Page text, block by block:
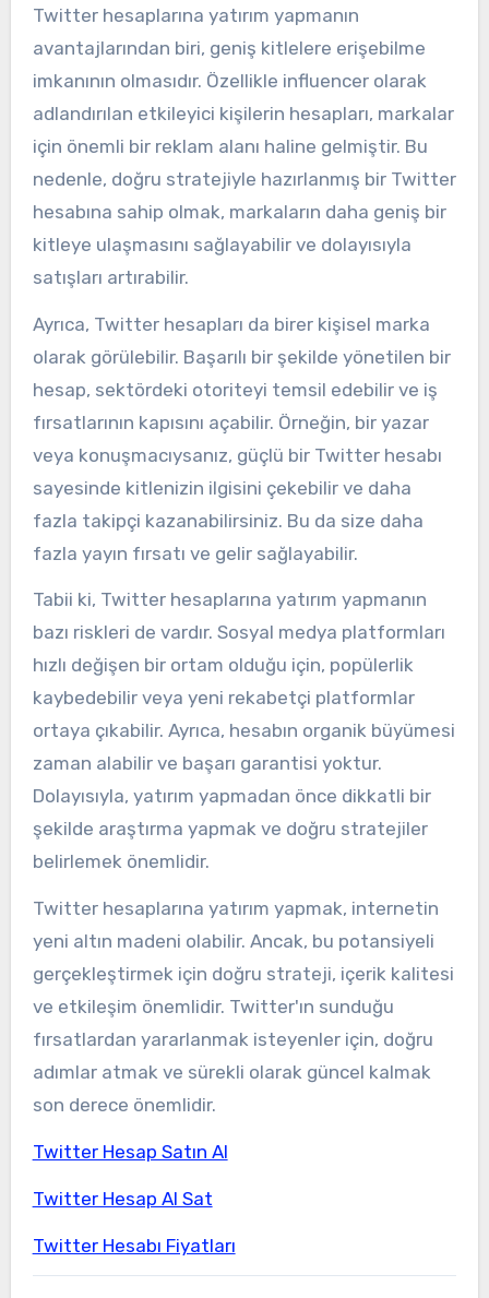
Twitter hesaplarına yatırım yapmanın
avantajlarından biri, geniş kitlelere erişebilme
imkanının olmasıdır. Özellikle influencer olarak
adlandırılan etkileyici kişilerin hesapları, markalar
için önemli bir reklam alanı haline gelmiştir. Bu
nedenle, doğru stratejiyle hazırlanmış bir Twitter
hesabına sahip olmak, markaların daha geniş bir
kitleye ulaşmasını sağlayabilir ve dolayısıyla
satışları artırabilir.
Ayrıca, Twitter hesapları da birer kişisel marka
olarak görülebilir. Başarılı bir şekilde yönetilen bir
hesap, sektördeki otoriteyi temsil edebilir ve iş
fırsatlarının kapısını açabilir. Örneğin, bir yazar
veya konuşmacıysanız, güçlü bir Twitter hesabı
sayesinde kitlenizin ilgisini çekebilir ve daha
fazla takipçi kazanabilirsiniz. Bu da size daha
fazla yayın fırsatı ve gelir sağlayabilir.
Tabii ki, Twitter hesaplarına yatırım yapmanın
bazı riskleri de vardır. Sosyal medya platformları
hızlı değişen bir ortam olduğu için, popülerlik
kaybedebilir veya yeni rekabetçi platformlar
ortaya çıkabilir. Ayrıca, hesabın organik büyümesi
zaman alabilir ve başarı garantisi yoktur.
Dolayısıyla, yatırım yapmadan önce dikkatli bir
şekilde araştırma yapmak ve doğru stratejiler
belirlemek önemlidir.
Twitter hesaplarına yatırım yapmak, internetin
yeni altın madeni olabilir. Ancak, bu potansiyeli
gerçekleştirmek için doğru strateji, içerik kalitesi
ve etkileşim önemlidir. Twitter'ın sunduğu
fırsatlardan yararlanmak isteyenler için, doğru
adımlar atmak ve sürekli olarak güncel kalmak
son derece önemlidir.
Twitter Hesap Satın Al
Twitter Hesap Al Sat
Twitter Hesabı Fiyatları